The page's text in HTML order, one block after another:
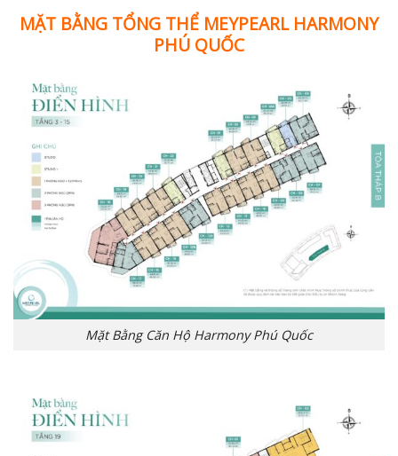
MẶT BẰNG TỔNG THỂ MEYPEARL HARMONY
PHÚ QUỐC
Mặt Bằng Căn Hộ Harmony Phú Quốc